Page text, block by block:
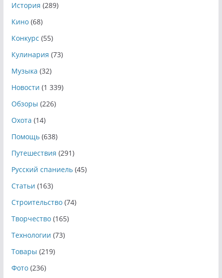
История (289)
Кино(68)
Конкурс (55)
Кулинария (73)
Музыка (32)
Новости (1 339)
Обзоры (226)
Охота (14)
Помощь(638)
Путешествия (291)
Русский спаниель(45)
Статьи (163)
Строительство(74)
Творчество(165)
Технологии (73)
Товары (219)
Фото(236)